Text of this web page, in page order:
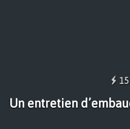
Un entretien